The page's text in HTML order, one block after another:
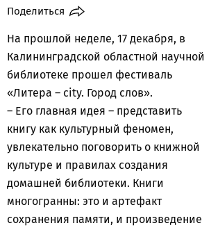
Поделиться
На прошлой неделе, 17 декабря, в
Калининградской областной научной
библиотеке прошел фестиваль
«Литера – city. Город слов».
– Его главная идея – представить
книгу как культурный феномен,
увлекательно поговорить о книжной
культуре и правилах создания
домашней библиотеки. Книги
многогранны: это и артефакт
сохранения памяти, и произведение